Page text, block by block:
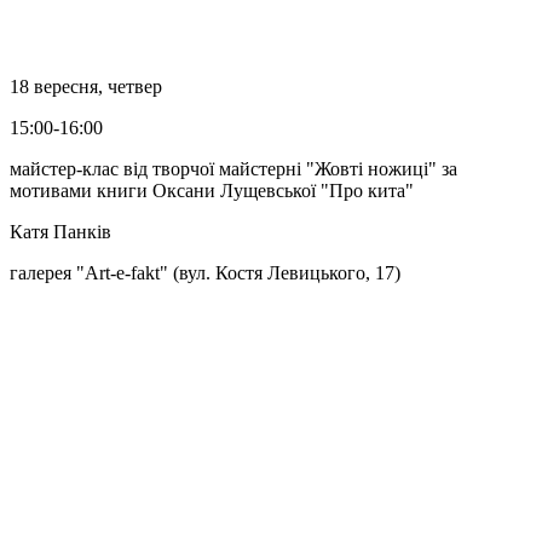
18 вересня, четвер
15:00-16:00
майстер-клас від творчої майстерні "Жовті ножиці" за
мотивами книги Оксани Лущевської "Про кита"
Катя Панків
галерея "Art-e-fakt" (вул. Костя Левицького, 17)